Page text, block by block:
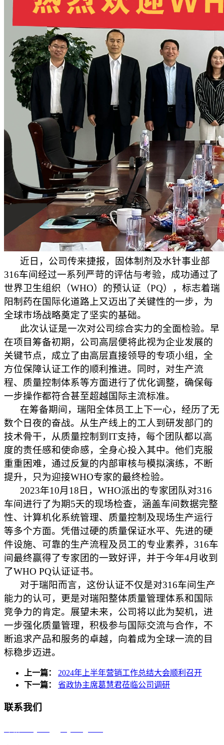
近日，公司传来捷报，固体制剂及水针事业部
316车间经过一系列严苛的评估与考验，成功通过了
世界卫生组织（WHO）的预认证（PQ），标志着瑞
阳制药在国际化道路上又迈出了关键性的一步，为
全球市场战略奠定了坚实的基础。
此次认证是一次对公司综合实力的全面检验。早
在项目筹备初期，公司高层便将此视为企业发展的
关键节点，成立了由高层直接领导的专项小组，全
方位保障认证工作的顺利推进。同时，对生产流
程、质量控制体系等方面进行了优化调整，确保每
一步操作都符合甚至超越国际主流标准。
在筹备期间，瑞阳全体员工上下一心，经历了无
数个日夜的奋战。从生产线上的工人到研发部门的
技术骨干，从质量控制到IT支持，每个团队都以高
度的责任感和使命感，全身心投入其中。他们克服
重重困难，通过反复的内部审核与模拟演练，不断
提升，只为迎接WHO专家的最终检验。
2023年10月18日，WHO派出的专家团队对316
车间进行了为期5天的现场检查，涵盖车间数据完整
性、计算机化系统管理、质量控制及现场生产运行
等多个方面。凭借过硬的质量保证水平、先进的硬
件设施、可靠的生产流程及员工的专业素养，316车
间最终赢得了专家团的一致好评，并于今年4月收到
了WHO PQ认证证书。
对于瑞阳而言，这份认证不仅是对316车间生产
能力的认可，更是对瑞阳整体质量管理体系和国际
竞争力的肯定。展望未来，公司将以此为契机，进
一步强化质量管理，积极参与国际交流与合作，不
断追求产品和服务的卓越，向着成为全球一流的目
标稳步迈进。
上一篇：
2024年上半年营销工作总结大会顺利召开
下一篇：
省政协主席葛慧君莅临公司调研
联系我们